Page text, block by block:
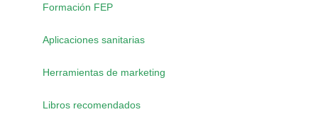
Formación FEP
Aplicaciones sanitarias
Herramientas de marketing
Libros recomendados